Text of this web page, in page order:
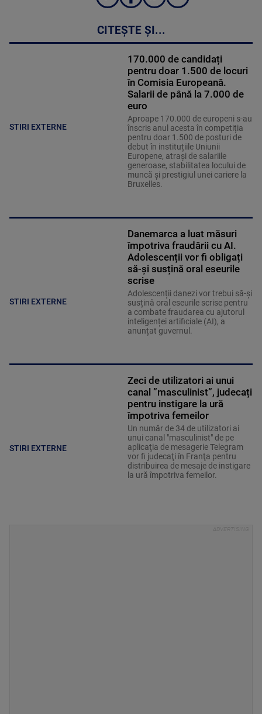
CITEȘTE ȘI...
STIRI EXTERNE
170.000 de candidați
pentru doar 1.500 de locuri
în Comisia Europeană.
Salarii de până la 7.000 de
euro
Aproape 170.000 de europeni s-au
înscris anul acesta în competiția
pentru doar 1.500 de posturi de
debut în instituțiile Uniunii
Europene, atrași de salariile
generoase, stabilitatea locului de
muncă și prestigiul unei cariere la
Bruxelles.
STIRI EXTERNE
Danemarca a luat măsuri
împotriva fraudării cu AI.
Adolescenții vor fi obligați
să-și susțină oral eseurile
scrise
Adolescenții danezi vor trebui să-și
susțină oral eseurile scrise pentru
a combate fraudarea cu ajutorul
inteligenței artificiale (AI), a
anunțat guvernul.
STIRI EXTERNE
Zeci de utilizatori ai unui
canal ”masculinist”, judecați
pentru instigare la ură
împotriva femeilor
Un număr de 34 de utilizatori ai
unui canal "masculinist" de pe
aplicaţia de mesagerie Telegram
vor fi judecaţi în Franţa pentru
distribuirea de mesaje de instigare
la ură împotriva femeilor.